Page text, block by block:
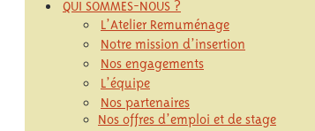
QUI SOMMES-NOUS ?
L’Atelier Remuménage
Notre mission d’insertion
Nos engagements
L’équipe
Nos partenaires
Nos offres d’emploi et de stage